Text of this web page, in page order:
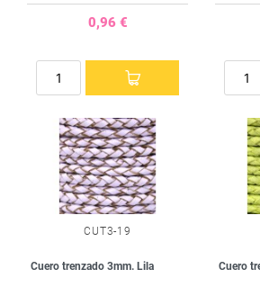
0,96 €
CUT3-19
Cuero trenzado 3mm. Lila Cuero